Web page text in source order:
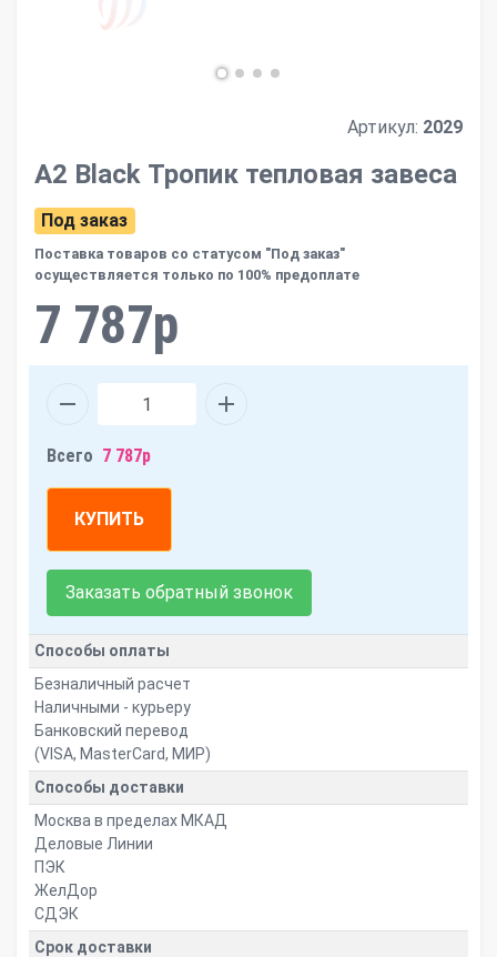
Артикул: 2029
А2 Black Тропик тепловая завеса
Под заказ
Поставка товаров со статусом "Под заказ"
осуществляется только по 100% предоплате
7 787р
Всего 7 787р
КУПИТЬ
Заказать обратный звонок
Способы оплаты
Безналичный расчет
Наличными - курьеру
Банковский перевод
(VISA, MasterCard, МИР)
Способы доставки
Москва в пределах МКАД
Деловые Линии
ПЭК
ЖелДор
СДЭК
Срок доставки